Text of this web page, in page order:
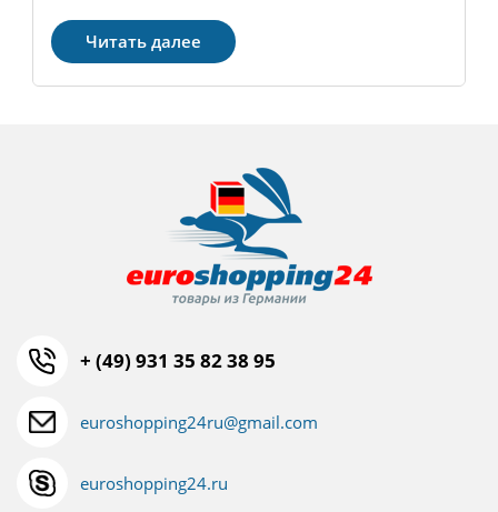
Читать далее
+ (49) 931 35 82 38 95
euroshopping24ru@gmail.com
euroshopping24.ru